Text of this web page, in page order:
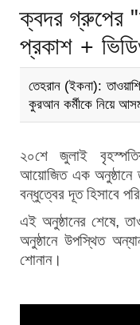
ক্বদর গ্রুপের
প্রকাশ +
তেহরান (ইকনা):
কুরআন কর্মীকে নিয়ে
২০শে জুলাই
আয়োজিত এক অনুষ্ঠানে
বন্ধুত্বের দূত হিসাবে
এই অনুষ্ঠানের শেষে,
অনুষ্ঠানে উপস্থিত
শোনান।